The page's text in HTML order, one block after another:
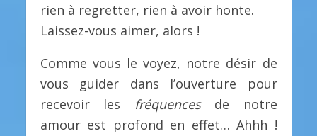
rien à regretter, rien à avoir honte.
Laissez-vous aimer, alors !
Comme vous le voyez, notre désir de
vous guider dans l’ouverture pour
recevoir les
fréquencesde notre
amour est profond en effet… Ahhh !